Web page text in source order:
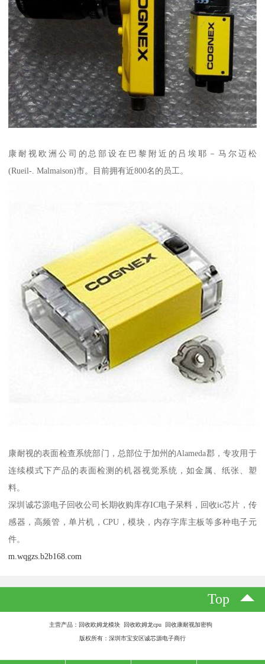
康耐视欧洲公司的总部设在巴黎附近的吕埃耶－马尔迈松
(Rueil-. Malmaison)市。目前拥有近800名的员工。
康耐视的表面检查系统部门，总部位于加州的Alameda郡，专攻用于
连续模式下产品的表面检测的机器视觉系统，如金属、纸张、塑
料。
深圳诚芯源电子回收公司长期收购库存IC电子呆料，回收ic芯片，传
感器，高频管，单片机，CPU，模块，内存字库主板等多种电子元
件。
m.wqgzs.b2b168.com
Top
主营产品：回收欧姆龙模块 回收欧姆龙cpu 回收康耐视加密狗
版权所有：深圳市宝安区诚芯源电子商行